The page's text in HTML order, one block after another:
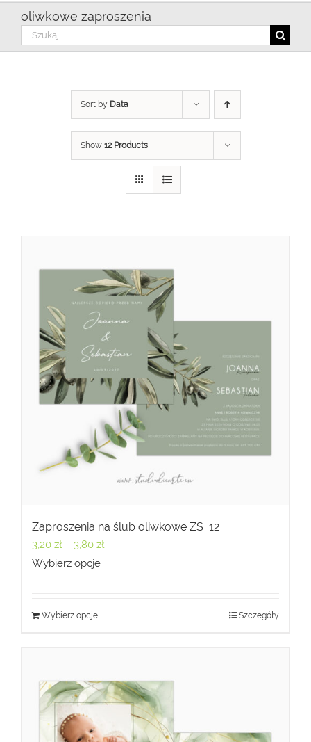
oliwkowe zaproszenia
Szukaj
Sort by Data
Show 12 Products
Zaproszenia na ślub oliwkowe ZS_12
3,20 zł – 3,80 złZakres
Wybierz opcje
Wybierz opcje Szczegóły